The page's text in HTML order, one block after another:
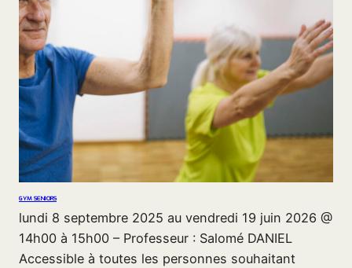
GYM SENIORS
lundi 8 septembre 2025 au vendredi 19 juin 2026 @
14h00 à 15h00 – Professeur : Salomé DANIEL
Accessible à toutes les personnes souhaitant